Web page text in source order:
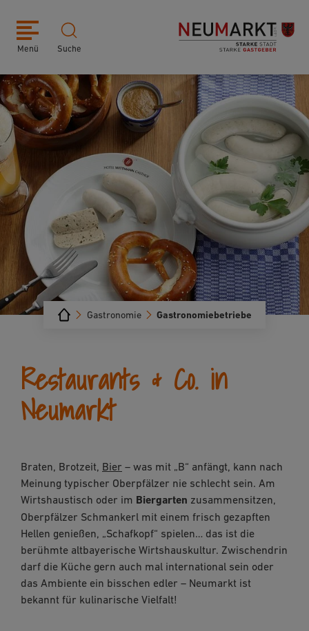
Menü Suche
Gastronomiebetriebe
Gastronomie
Restaurants & Co. in
Neumarkt
Braten, Brotzeit, Bier – was mit „B“ anfängt, kann nach
Meinung typischer Oberpfälzer nie schlecht sein. Am
Wirtshaustisch oder im Biergarten zusammensitzen,
Oberpfälzer Schmankerl mit einem frisch gezapften
Hellen genießen, „Schafkopf“ spielen… das ist die
berühmte altbayerische Wirtshauskultur. Zwischendrin
darf die Küche gern auch mal international sein oder
das Ambiente ein bisschen edler – Neumarkt ist
bekannt für kulinarische Vielfalt!